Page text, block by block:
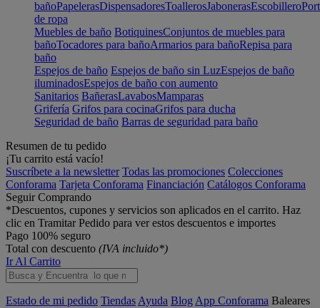
bañoPapelerasDispensadoresToallerosJabonerasEscobillero
de ropa
Muebles de baño BotiquinesConjuntos de muebles para
bañoTocadores para bañoArmarios para bañoRepisa para
baño
Espejos de baño Espejos de baño sin LuzEspejos de baño
iluminadosEspejos de baño con aumento
Sanitarios BañerasLavabosMamparas
Grifería Grifos para cocinaGrifos para ducha
Seguridad de baño Barras de seguridad para baño
Resumen de tu pedido
¡Tu carrito está vacío!
Suscríbete a la newsletter Todas las promociones Colecciones
Conforama Tarjeta Conforama Financiación Catálogos Conforama
Seguir Comprando
*Descuentos, cupones y servicios son aplicados en el carrito. Haz
clic en Tramitar Pedido para ver estos descuentos e importes
Pago 100% seguro
Total con descuento (IVA incluido*)
Ir Al Carrito
Estado de mi pedido Tiendas Ayuda Blog App Conforama Baleares